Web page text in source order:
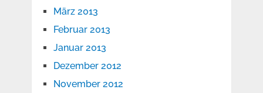
März 2013
Februar 2013
Januar 2013
Dezember 2012
November 2012